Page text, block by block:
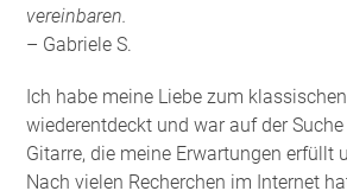
vereinbaren.
– Gabriele S.
Ich habe meine Liebe zum
wiederentdeckt und war auf der
Gitarre, die meine Erwartungen erfüllt
Nach vielen Recherchen im Internet